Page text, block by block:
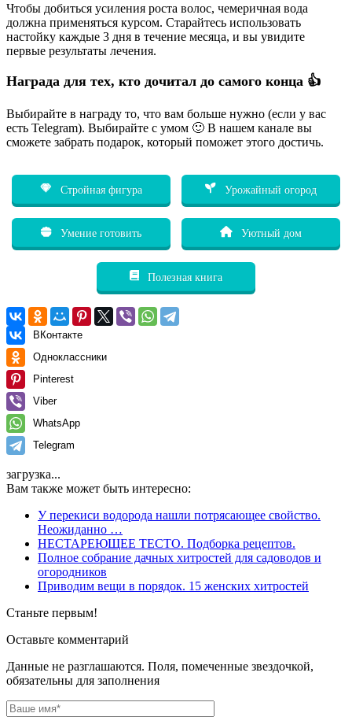
Чтобы добиться усиления роста волос, чемеричная вода
должна применяться курсом. Старайтесь использовать
настойку каждые 3 дня в течение месяца, и вы увидите
первые результаты лечения.
Награда для тех, кто дочитал до самого конца 👍
Выбирайте в награду то, что вам больше нужно (если у вас
есть Telegram). Выбирайте с умом 🙂 В нашем канале вы
сможете забрать подарок, который поможет этого достичь.
Стройная фигура Урожайный огород
Умение готовить Уютный дом
Полезная книга
ВКонтакте
Одноклассники
Pinterest
Viber
WhatsApp
Telegram
загрузка...
Вам также может быть интересно:
У перекиси водорода нашли потрясающее свойство.
Неожиданно …
НЕСТАРЕЮЩЕЕ ТЕСТО. Подборка рецептов.
Полное собрание дачных хитростей для садоводов и
огородников
Приводим вещи в порядок. 15 женских хитростей
Станьте первым!
Оставьте комментарий
Данные не разглашаются. Поля, помеченные звездочкой,
обязательны для заполнения